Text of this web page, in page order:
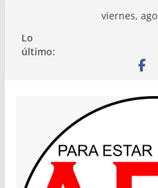
contenido
viernes,
Lo
último: